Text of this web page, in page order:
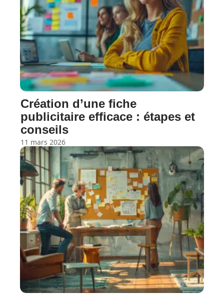
Création d’une fiche
publicitaire efficace : étapes et
conseils
11 mars 2026